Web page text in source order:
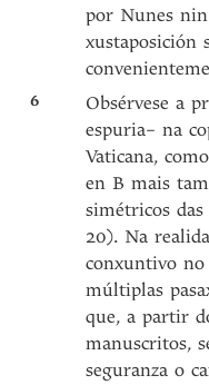
por Nunes
xustaposición
6
Obsérvese a
espuria– na
Vaticana,
en B mais
simétricos das
20). Na
conxuntivo no
múltiplas
que, a partir
manuscritos,
seguranza o